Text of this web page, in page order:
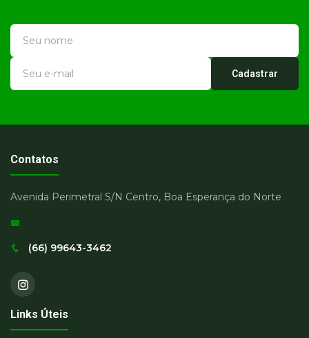
Cadastrar
Contatos
Avenida Perimetral S/N Centro, Boa Esperança do Norte
(66) 99643-3462
Links Úteis